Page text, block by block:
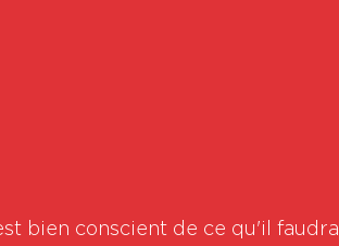
bien conscient de ce qu'il faudra